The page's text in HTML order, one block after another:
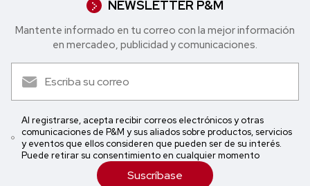
NEWSLETTER P&M
Mantente informado en tu correo con la mejor in formación
en mercadeo, publicidad y comunicaciones.
Al registrarse, acepta recibir correos electrónicos y otras
comunicaciones de P&M y sus aliados sobre productos, servicios
y eventos que ellos consideren que pueden ser de su interés.
Puede retirar su consentimiento en cualquier momento
Suscríbase